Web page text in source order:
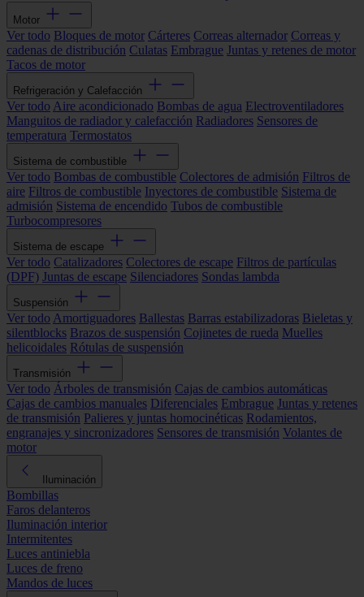
Motor
Ver todo Bloques de motor Cárteres Correas alternador Correas y
cadenas de distribución Culatas Embrague Juntas y retenes de motor
Tacos de motor
Refrigeración y Calefacción
Ver todo Aire acondicionado Bombas de agua Electroventiladores
Manguitos de radiador y calefacción Radiadores Sensores de
temperatura Termostatos
Sistema de combustible
Ver todo Bombas de combustible Colectores de admisión Filtros de
aire Filtros de combustible Inyectores de combustible Sistema de
admisión Sistema de encendido Tubos de combustible
Turbocompresores
Sistema de escape
Ver todo Catalizadores Colectores de escape Filtros de partículas
(DPF) Juntas de escape Silenciadores Sondas lambda
Suspensión
Ver todo Amortiguadores Ballestas Barras estabilizadoras Bieletas y
silentblocks Brazos de suspensión Cojinetes de rueda Muelles
helicoidales Rótulas de suspensión
Transmisión
Ver todo Árboles de transmisión Cajas de cambios automáticas
Cajas de cambios manuales Diferenciales Embrague Juntas y retenes
de transmisión Palieres y juntas homocinéticas Rodamientos,
engranajes y sincronizadores Sensores de transmisión Volantes de
motor
Iluminación
Bombillas
Faros delanteros
Iluminación interior
Intermitentes
Luces antiniebla
Luces de freno
Mandos de luces